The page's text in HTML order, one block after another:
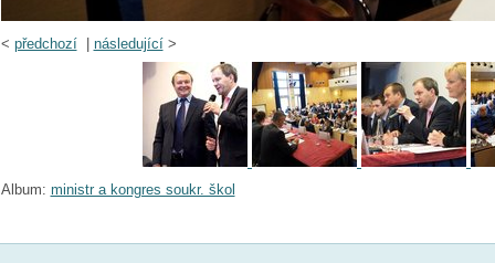
< předchozí| následující>
Album: ministr a kongres soukr. škol